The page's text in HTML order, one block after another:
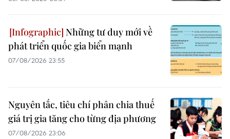
Những tư duy mới về
phát triển quốc gia biển mạnh
07/08/2026 23:55
Nguyên tắc, tiêu chí phân chia thuế
giá trị gia tăng cho từng địa phương
07/08/2026 23:06